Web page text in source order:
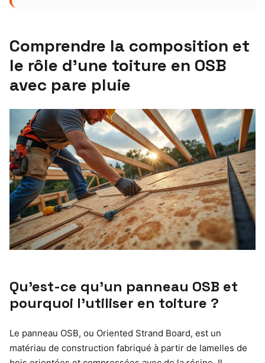
Comprendre la composition et
le rôle d’une toiture en OSB
avec pare pluie
Qu’est-ce qu’un panneau OSB et
pourquoi l’utiliser en toiture ?
Le panneau OSB, ou Oriented Strand Board, est un
matériau de construction fabriqué à partir de lamelles de